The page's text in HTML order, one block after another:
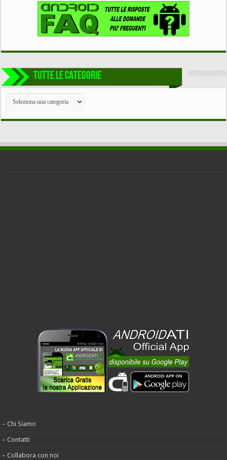
TUTTE LE CATEGORIE
TUTTE
CATEGORIE
– Chi Siamo
– Contatti
– Collabora con noi